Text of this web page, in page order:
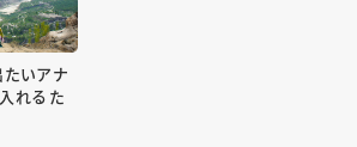
いアナ
れるた